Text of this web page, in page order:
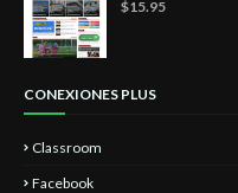
$15.95
CONEXIONES PLUS
Classroom
Facebook